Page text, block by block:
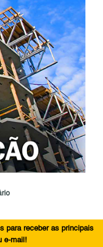
para receber as principais
e-mail!